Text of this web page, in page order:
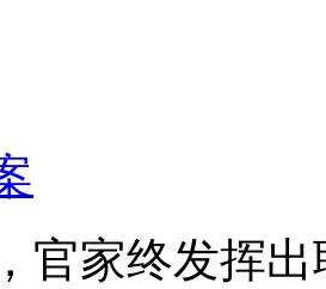
官家终发挥